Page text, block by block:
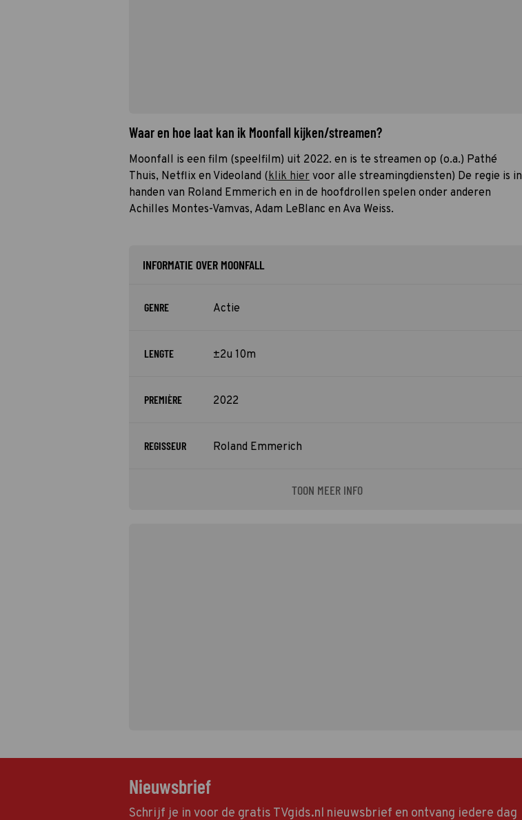
Waar en hoe laat kan ik Moonfall kijken/streamen?
Moonfall is een film (speelfilm) uit 2022. en is te streamen op (o.a.) Pathé
Thuis, Netflix en Videoland (klik hier voor alle streamingdiensten) De regie is in
handen van Roland Emmerich en in de hoofdrollen spelen onder anderen
Achilles Montes-Vamvas, Adam LeBlanc en Ava Weiss.
INFORMATIE OVER MOONFALL
GENRE Actie
LENGTE ±2u 10m
PREMIÈRE 2022
REGISSEUR Roland Emmerich
TOON MEER INFO
Nieuwsbrief
Schrijf je in voor de gratis TVgids.nl nieuwsbrief en ontvang iedere dag